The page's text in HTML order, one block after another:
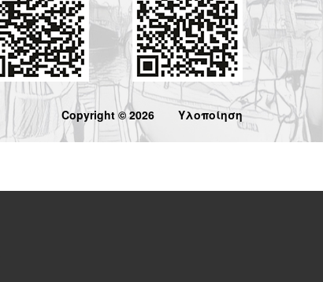
Copyright © 2026 Υλοποίηση